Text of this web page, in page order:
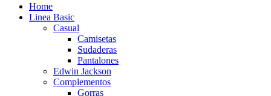
Home
Linea Basic
Casual
Camisetas
Sudaderas
Pantalones
Edwin Jackson
Complementos
Gorras